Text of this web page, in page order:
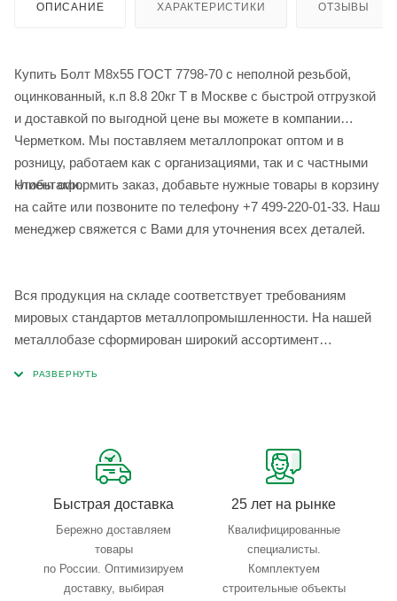
ОПИСАНИЕ ХАРАКТЕРИСТИКИ ОТЗЫВЫ
Купить Болт М8х55 ГОСТ 7798-70 с неполной резьбой,
оцинкованный, к.п 8.8 20кг Т в Москве с быстрой отгрузкой
и доставкой по выгодной цене вы можете в компании
Черметком. Мы поставляем металлопрокат оптом и в
розницу, работаем как с организациями, так и с частными
клиентами.
Чтобы оформить заказ, добавьте нужные товары в корзину
на сайте или позвоните по телефону +7 499-220-01-33. Наш
менеджер свяжется с Вами для уточнения всех деталей.
Вся продукция на складе соответствует требованиям
мировых стандартов металлопромышленности. На нашей
металлобазе сформирован широкий ассортимент
Быстрая доставка
Бережно доставляем
товары
по России. Оптимизируем
доставку, выбирая
25 лет на рынке
Квалифицированные
специалисты.
Комплектуем
строительные объекты